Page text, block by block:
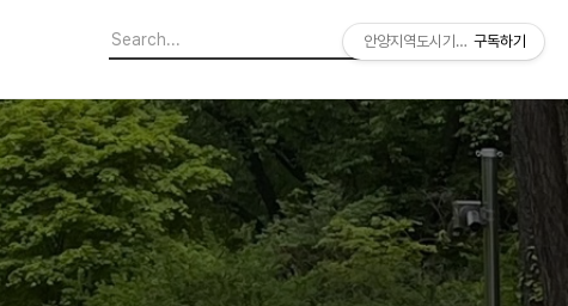
안양지역도시기록연구소
구독하기